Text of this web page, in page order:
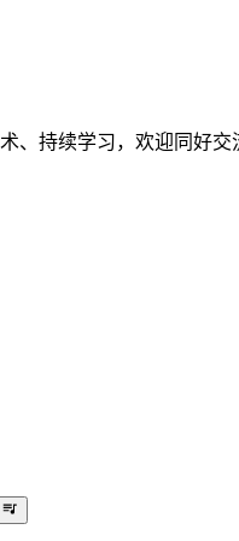
、持续学习，欢迎同好交